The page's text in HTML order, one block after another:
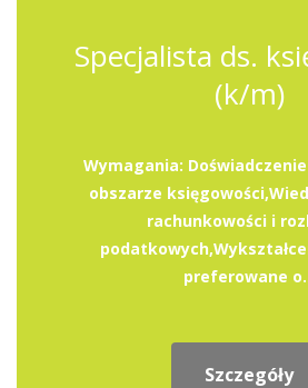
Specjalista ds.
(k/m)
Wymagania:
obszarze
rachunkowości i
preferowane
Szczegóły